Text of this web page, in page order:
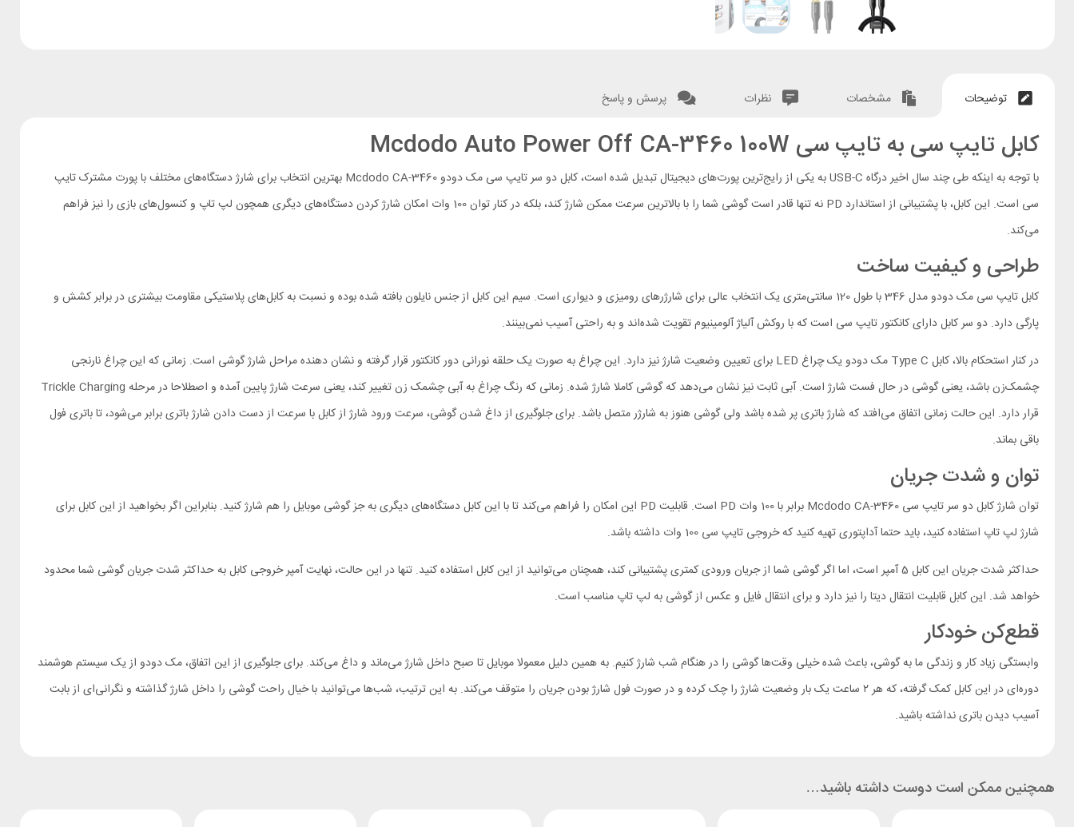
توضیحات مشخصات نظرات پرسش و پاسخ
کابل تایپ سی به تایپ سی Mcdodo Auto Power Off CA-3460 100W
با توجه به اینکه طی چند سال اخیر درگاه USB-C به یکی از رایج‌ترین پورت‌های دیجیتال تبدیل شده است، کابل دو سر تایپ سی مک دودو Mcdodo CA-3460 بهترین انتخاب برای شارژ دستگاه‌های مختلف با پورت مشترک تایپ
سی است. این کابل، با پشتیبانی از استاندارد PD نه تنها قادر است گوشی شما را با بالاترین سرعت ممکن شارژ کند، بلکه در کنار توان 100 وات امکان شارژ کردن دستگاه‌های دیگری همچون لپ تاپ و کنسول‌های بازی را نیز فراهم
می‌کند.
طراحی و کیفیت ساخت
کابل تایپ سی مک دودو مدل 346 با طول 120 سانتی‌متری یک انتخاب عالی برای شارژرهای رومیزی و دیواری است. سیم این کابل از جنس نایلون بافته شده بوده و نسبت به کابل‌های پلاستیکی مقاومت بیشتری در برابر کشش و
پارگی دارد. دو سر کابل دارای کانکتور تایپ سی است که با روکش آلیاژ آلومینیوم تقویت شده‌اند و به راحتی آسیب نمی‌بینند.
در کنار استحکام بالا، کابل Type C مک دودو یک چراغ LED برای تعیین وضعیت شارژ نیز دارد. این چراغ به صورت یک حلقه نورانی دور کانکتور قرار گرفته و نشان دهنده مراحل شارژ گوشی است. زمانی که این چراغ نارنجی
چشمک‌زن باشد، یعنی گوشی در حال فست شارژ است. آبی ثابت نیز نشان می‌دهد که گوشی کاملا شارژ شده. زمانی که رنگ چراغ به آبی چشمک زن تغییر کند، یعنی سرعت شارژ پایین آمده و اصطلاحا در مرحله Trickle Charging
قرار دارد. این حالت زمانی اتفاق می‌افتد که شارژ باتری پر شده باشد ولی گوشی هنوز به شارژر متصل باشد. برای جلوگیری از داغ شدن گوشی، سرعت ورود شارژ از کابل با سرعت از دست دادن شارژ باتری برابر می‌شود، تا باتری فول
باقی بماند.
توان و شدت جریان
توان شارژ کابل دو سر تایپ سی Mcdodo CA-3460 برابر با 100 وات PD است. قابلیت PD این امکان را فراهم می‌کند تا با این کابل دستگاه‌های دیگری به جز گوشی موبایل را هم شارژ کنید. بنابراین اگر بخواهید از این کابل برای
شارژ لپ تاپ استفاده کنید، باید حتما آداپتوری تهیه کنید که خروجی تایپ سی 100 وات داشته باشد.
حداکثر شدت جریان این کابل 5 آمپر است، اما اگر گوشی شما از جریان ورودی کمتری پشتیبانی کند، همچنان می‌توانید از این کابل استفاده کنید. تنها در این حالت، نهایت آمپر خروجی کابل به حداکثر شدت جریان گوشی شما محدود
خواهد شد. این کابل قابلیت انتقال دیتا را نیز دارد و برای انتقال فایل و عکس از گوشی به لپ تاپ مناسب است.
قطع‌کن خودکار
وابستگی زیاد کار و زندگی ما به گوشی، باعث شده خیلی وقت‌ها گوشی را در هنگام شب شارژ کنیم. به همین دلیل معمولا موبایل تا صبح داخل شارژ می‌ماند و داغ می‌کند. برای جلوگیری از این اتفاق، مک دودو از یک سیستم هوشمند
دوره‌ای در این کابل کمک گرفته، که هر ۲ ساعت یک بار وضعیت شارژ را چک کرده و در صورت فول شارژ بودن جریان را متوقف می‌کند. به این ترتیب، شب‌ها می‌توانید با خیال راحت گوشی را داخل شارژ گذاشته و نگرانی‌ای از بابت
آسیب دیدن باتری نداشته باشید.
همچنین ممکن است دوست داشته باشید…